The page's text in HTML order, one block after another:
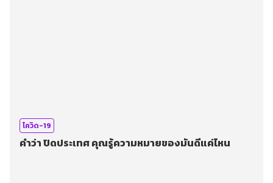
โควิด-19
คำว่า ปิดประเทศ คุณรู้ความหมายของมันดีแค่ไหน